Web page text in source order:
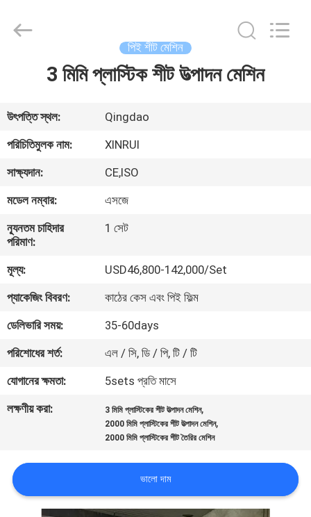
পণ্য
ভিডিও
আমাদের
সম্বন্ধে
কারখানা
ভ্রমণ
গুণগত
মান
নিয়ন্ত্রণ
করুন
Ltd..
পিই শীট মেশিন
3 মিমি প্লাস্টিক শীট উত্পাদন মেশিন
উৎপত্তি স্থল:
Qingdao
পরিচিতিমুলক নাম:
XINRUI
সাক্ষ্যদান:
CE,ISO
মডেল নম্বার:
এসজে
ন্যূনতম চাহিদার
পরিমাণ:
1 সেট
মূল্য:
USD46,800-142,000/Set
প্যাকেজিং বিবরণ:
কাঠের কেস এবং পিই ফিল্ম
ডেলিভারি সময়:
35-60days
পরিশোধের শর্ত:
এল / সি, ডি / পি, টি / টি
যোগানের ক্ষমতা:
5sets প্রতি মাসে
লক্ষণীয় করা:
3 মিমি প্লাস্টিকের শীট উত্পাদন মেশিন,
2000 মিমি প্লাস্টিকের শীট উত্পাদন মেশিন,
2000 মিমি প্লাস্টিকের শীট তৈরির মেশিন
ভালো দাম